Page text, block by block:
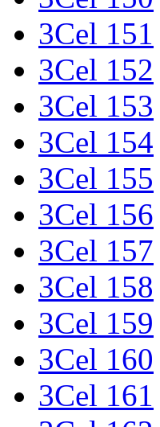
3Cel 151
3Cel 152
3Cel 153
3Cel 154
3Cel 155
3Cel 156
3Cel 157
3Cel 158
3Cel 159
3Cel 160
3Cel 161